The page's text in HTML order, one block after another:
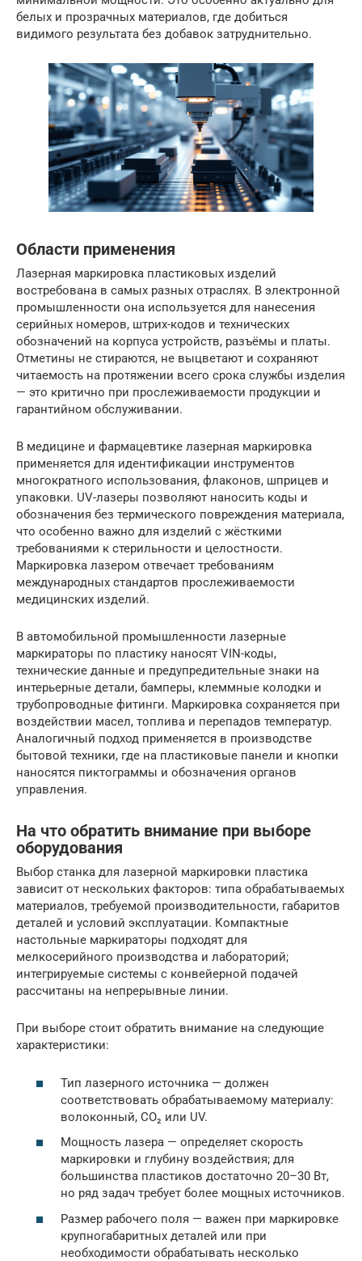
белых и прозрачных материалов, где добиться
видимого результата без добавок затруднительно.
Области применения
Лазерная маркировка пластиковых изделий
востребована в самых разных отраслях. В электронной
промышленности она используется для нанесения
серийных номеров, штрих-кодов и технических
обозначений на корпуса устройств, разъёмы и платы.
Отметины не стираются, не выцветают и сохраняют
читаемость на протяжении всего срока службы изделия
— это критично при прослеживаемости продукции и
гарантийном обслуживании.
В медицине и фармацевтике лазерная маркировка
применяется для идентификации инструментов
многократного использования, флаконов, шприцев и
упаковки. UV-лазеры позволяют наносить коды и
обозначения без термического повреждения материала,
что особенно важно для изделий с жёсткими
требованиями к стерильности и целостности.
Маркировка лазером отвечает требованиям
международных стандартов прослеживаемости
медицинских изделий.
В автомобильной промышленности лазерные
маркираторы по пластику наносят VIN-коды,
технические данные и предупредительные знаки на
интерьерные детали, бамперы, клеммные колодки и
трубопроводные фитинги. Маркировка сохраняется при
воздействии масел, топлива и перепадов температур.
Аналогичный подход применяется в производстве
бытовой техники, где на пластиковые панели и кнопки
наносятся пиктограммы и обозначения органов
управления.
На что обратить внимание при выборе
оборудования
Выбор станка для лазерной маркировки пластика
зависит от нескольких факторов: типа обрабатываемых
материалов, требуемой производительности, габаритов
деталей и условий эксплуатации. Компактные
настольные маркираторы подходят для
мелкосерийного производства и лабораторий;
интегрируемые системы с конвейерной подачей
рассчитаны на непрерывные линии.
При выборе стоит обратить внимание на следующие
характеристики:
Тип лазерного источника — должен
соответствовать обрабатываемому материалу:
волоконный, CO₂ или UV.
Мощность лазера — определяет скорость
маркировки и глубину воздействия; для
большинства пластиков достаточно 20–30 Вт,
но ряд задач требует более мощных источников.
Размер рабочего поля — важен при маркировке
крупногабаритных деталей или при
необходимости обрабатывать несколько